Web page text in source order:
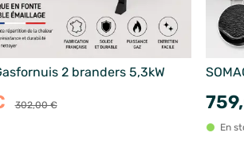
2 branders 5,3kW
302,00 €
En